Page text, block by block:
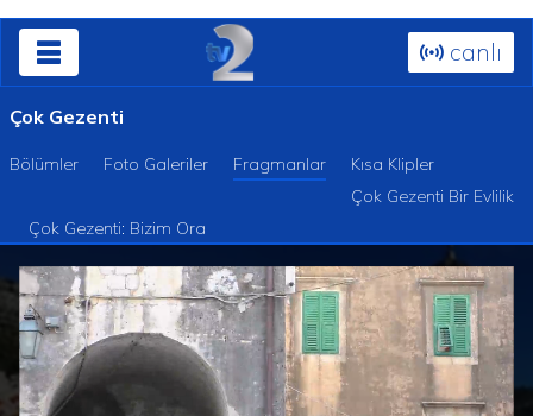
canlı
Çok Gezenti
Bölümler Foto Galeriler Fragmanlar
Kısa Klipler
Çok Gezenti Bir Evlilik
Çok Gezenti: Bizim Ora